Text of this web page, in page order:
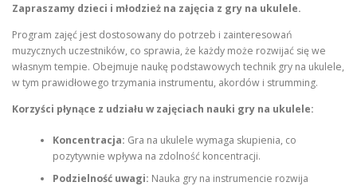
Zapraszamy dzieci i młodzież na zajęcia z gry na ukulele.
Program zajęć jest dostosowany do potrzeb i zainteresowań
muzycznych uczestników, co sprawia, że każdy może rozwijać się we
własnym tempie. Obejmuje naukę podstawowych technik gry na ukulele,
w tym prawidłowego trzymania instrumentu, akordów i strumming.
Korzyści płynące z udziału w zajęciach nauki gry na ukulele:
Koncentracja: Gra na ukulele wymaga skupienia, co
pozytywnie wpływa na zdolność koncentracji.
Podzielność uwagi: Nauka gry na instrumencie rozwija